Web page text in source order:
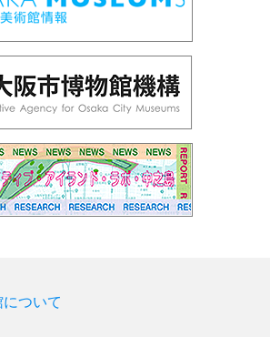
リウム「ロゼッタ、彗星を探査せ
光とあかり」
リウム「ブラックホール」
スショー「赤青緑の光サイエンス」
協賛「花火の色とひかり展」
ショー「飛ばしてみよう！」
ウム「オーロラ」
ついて